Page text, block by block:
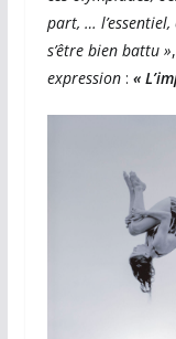
part, … l’essentiel,
s’être bien battu »,
expression: «